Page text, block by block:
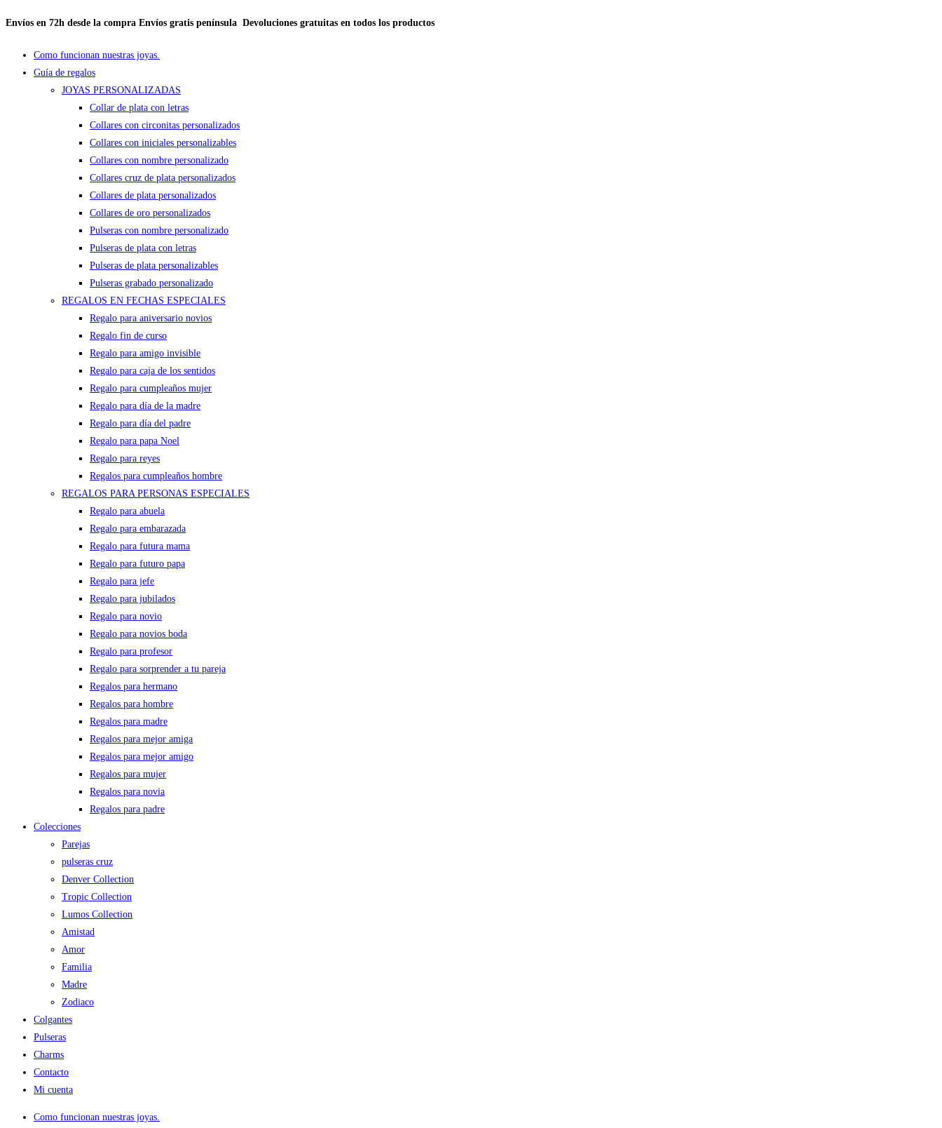
Ir
contenido
Envíos en 72h desde la compra Envíos gratis península Devoluciones gratuitas en todos los productos
Como funcionan nuestras joyas.
Guía de regalos
JOYAS PERSONALIZADAS
Collar de plata con letras
Collares con circonitas personalizados
Collares con iniciales personalizables
Collares con nombre personalizado
Collares cruz de plata personalizados
Collares de plata personalizados
Collares de oro personalizados
Pulseras con nombre personalizado
Pulseras de plata con letras
Pulseras de plata personalizables
Pulseras grabado personalizado
REGALOS EN FECHAS ESPECIALES
Regalo para aniversario novios
Regalo fin de curso
Regalo para amigo invisible
Regalo para caja de los sentidos
Regalo para cumpleaños mujer
Regalo para día de la madre
Regalo para día del padre
Regalo para papa Noel
Regalo para reyes
Regalos para cumpleaños hombre
REGALOS PARA PERSONAS ESPECIALES
Regalo para abuela
Regalo para embarazada
Regalo para futura mama
Regalo para futuro papa
Regalo para jefe
Regalo para jubilados
Regalo para novio
Regalo para novios boda
Regalo para profesor
Regalo para sorprender a tu pareja
Regalos para hermano
Regalos para hombre
Regalos para madre
Regalos para mejor amiga
Regalos para mejor amigo
Regalos para mujer
Regalos para novia
Regalos para padre
Colecciones
Parejas
pulseras cruz
Denver Collection
Tropic Collection
Lumos Collection
Amistad
Amor
Familia
Madre
Zodiaco
Colgantes
Pulseras
Charms
Contacto
Mi cuenta
Como funcionan nuestras joyas.